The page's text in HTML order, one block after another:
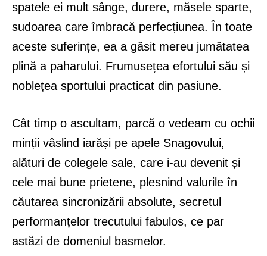
spatele ei mult sânge, durere, măsele sparte,
sudoarea care îmbracă perfecțiunea. În toate
aceste suferințe, ea a găsit mereu jumătatea
plină a paharului. Frumusețea efortului său și
noblețea sportului practicat din pasiune.
Cât timp o ascultam, parcă o vedeam cu ochii
minții vâslind iarăși pe apele Snagovului,
alături de colegele sale, care i-au devenit și
cele mai bune prietene, plesnind valurile în
căutarea sincronizării absolute, secretul
performanțelor trecutului fabulos, ce par
astăzi de domeniul basmelor.